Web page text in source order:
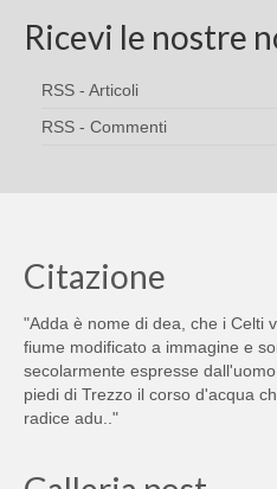
Ricevi le nostre
RSS - Articoli
RSS - Commenti
Citazione
"Adda è nome di dea, che i Celti
fiume modificato a immagine e
secolarmente espresse
piedi di Trezzo il corso d'acqua
radice adu.."